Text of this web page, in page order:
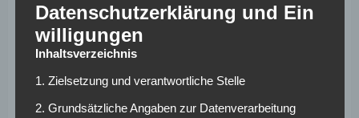
drei Spielen der Hinrunde holte Hertha sieben Punkte bei
einem Torverhältnis von 2:0. Klünter möchte von den
Ergebnissen her unbedingt daran anknüpfen: „Wir müssen
möglichst schnell unten rauskommen, denn sicher ist auch:
Wir sind noch nicht aus dem Abstiegskampf heraus.“ In der
Datenschutzerklärung und Ein
willigungen
Inhaltsverzeichnis
1. Zielsetzung und verantwortliche Stelle
2. Grundsätzliche Angaben zur Datenverarbeitung